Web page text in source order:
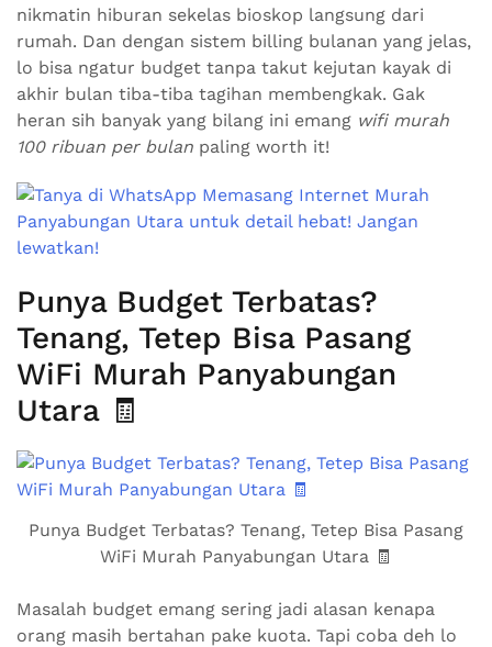
nikmatin hiburan sekelas bioskop langsung dari
rumah. Dan dengan sistem billing bulanan yang jelas,
lo bisa ngatur budget tanpa takut kejutan kayak di
akhir bulan tiba-tiba tagihan membengkak. Gak
heran sih banyak yang bilang ini emang wifi murah
100 ribuan per bulan paling worth it!
Punya Budget Terbatas?
Tenang, Tetep Bisa Pasang
WiFi Murah Panyabungan
Utara 🧾
Punya Budget Terbatas? Tenang, Tetep Bisa Pasang
WiFi Murah Panyabungan Utara 🧾
Masalah budget emang sering jadi alasan kenapa
orang masih bertahan pake kuota. Tapi coba deh lo